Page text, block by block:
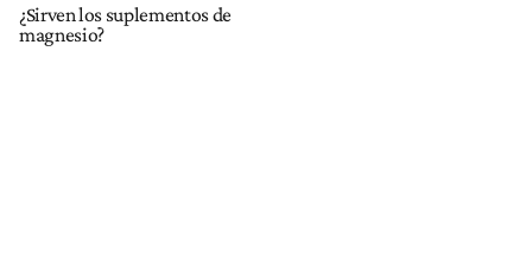
¿Sirven los suplementos de
magnesio?